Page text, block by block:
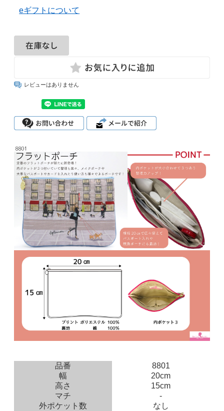
eギフトについて
レビューはありません
品番
幅
高さ
マチ
外ポケット数
8801
20cm
15cm
-
なし